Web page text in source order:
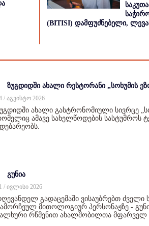
(BITISI) დამფუძნებელი,
ზუგდიდში ახალი რესტორანი „სოხუმის
/ აგვისტო 2026
ახალი გასტრონომიული სივრცე
ამავე სახელწოდების სასტუმროს
გუნია
/ ივლისი 2026
გადაცემაში ვისაუბრებთ
მითოლოგიურ პერსონაჟზე -
რწმენით ახალშობილთა მფარველ